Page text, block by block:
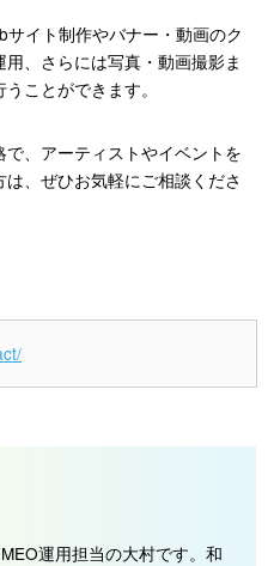
イト制作やバナー・動画のク
、さらには写真・動画撮影ま
ことができます。
で、アーティストやイベントを
、ぜひお気軽にご相談くださ
運用担当の大村です。和